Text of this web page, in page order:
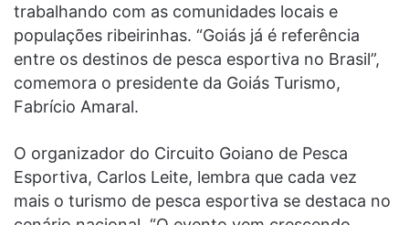
trabalhando com as comunidades locais e
populações ribeirinhas. “Goiás já é referência
entre os destinos de pesca esportiva no Brasil”,
comemora o presidente da Goiás Turismo,
Fabrício Amaral.
O organizador do Circuito Goiano de Pesca
Esportiva, Carlos Leite, lembra que cada vez
mais o turismo de pesca esportiva se destaca no